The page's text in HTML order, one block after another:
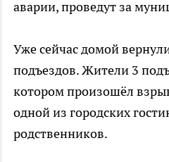
аварии, проведут за
Уже сейчас домой
подъездов. Жители 3
котором произошёл
одной из городских
родственников.